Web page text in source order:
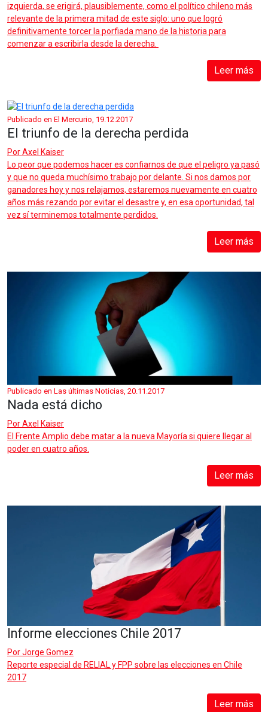
izquierda, se erigirá, plausiblemente, como el político chileno más
relevante de la primera mitad de este siglo: uno que logró
definitivamente torcer la porfiada mano de la historia para
comenzar a escribirla desde la derecha.
Leer más
Publicado en El Mercurio, 19.12.2017
El triunfo de la derecha perdida
PorAxel Kaiser
Lo peor que podemos hacer es confiarnos de que el peligro ya pasó
y que no queda muchísimo trabajo por delante. Si nos damos por
ganadores hoy y nos relajamos, estaremos nuevamente en cuatro
años más rezando por evitar el desastre y, en esa oportunidad, tal
vez sí terminemos totalmente perdidos.
Leer más
Publicado en Las últimas Noticias, 20.11.2017
Nada está dicho
PorAxel Kaiser
El Frente Amplio debe matar a la nueva Mayoría si quiere llegar al
poder en cuatro años.
Leer más
Informe elecciones Chile 2017
PorJorge Gomez
Reporte especial de RELIAL y FPP sobre las elecciones en Chile
2017
Leer más